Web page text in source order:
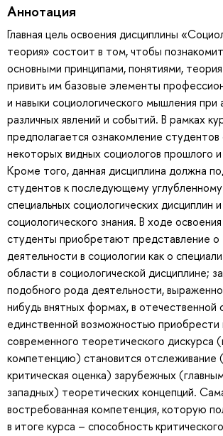
Аннотация
Главная цель освоения дисциплины
теория» состоит в том, чтобы
основными принципами, понятиями,
привить им базовые элементы
и навыки социологического мышления при
различных явлений и событий. В рамках
предполагается ознакомление
некоторых видных социологов прошлого
Кроме того, данная дисциплина должна
студентов к последующему
специальных социологических дисциплин
социологического знания. В ходе
студенты приобретают представление о
деятельности в социологии как о
области в социологической дисциплине;
подобного рода деятельности,
нибудь внятных формах, в отечественной
единственной возможностью приобрести
современного теоретического дискурса
компетенцию) становится отслеживание
критическая оценка) зарубежных
западных) теоретических концепций.
востребованная компетенция, которую
в итоге курса – способность